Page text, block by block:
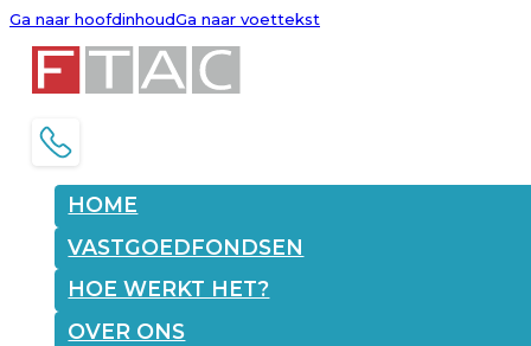
Ga naar hoofdinhoudGa naar voettekst
HOME
VASTGOEDFONDSEN
HOE WERKT HET?
OVER ONS